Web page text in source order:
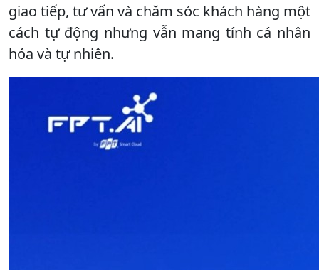
giao tiếp, tư vấn và chăm sóc khách hàng một
cách tự động nhưng vẫn mang tính cá nhân
hóa và tự nhiên.